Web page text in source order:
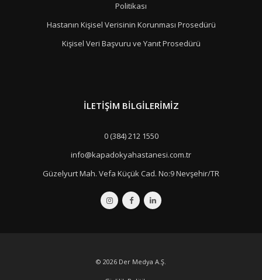
Politikası
Hastanın Kişisel Verisinin Korunması Prosedürü
Kişisel Veri Başvuru ve Yanıt Prosedürü
İLETIŞIM BILGILERIMIZ
0 (384) 212 1550
info@kapadokyahastanesi.com.tr
Güzelyurt Mah. Vefa Küçük Cad. No:9 Nevşehir/TR
© 2026 Der Medya A.Ş.